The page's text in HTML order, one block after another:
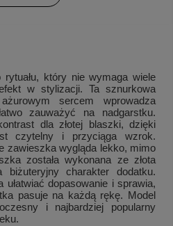
który nie wymaga wiele
w stylizacji. Ta sznurkowa
sercem wprowadza
zauważyć na nadgarstku.
dla złotej blaszki, dzięki
czytelny i przyciąga wzrok.
zawieszka wygląda lekko, mimo
została wykonana ze złota
charakter dodatku.
ułatwiać dopasowanie i sprawia,
pasuje na każdą rękę. Model
i najbardziej popularny